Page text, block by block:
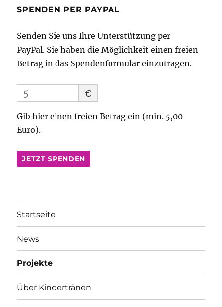
SPENDEN PER PAYPAL
Senden Sie uns Ihre Unterstützung per
PayPal. Sie haben die Möglichkeit einen freien
Betrag in das Spendenformular einzutragen.
€
Gib hier einen freien Betrag ein (min. 5,00
Euro).
JETZT SPENDEN
Startseite
News
Projekte
Über Kindertränen